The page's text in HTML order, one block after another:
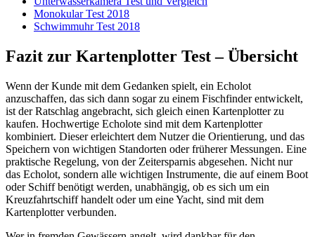
Monokular Test 2018
Schwimmuhr Test 2018
Fazit zur Kartenplotter Test – Übersicht
Wenn der Kunde mit dem Gedanken spielt, ein Echolot
anzuschaffen, das sich dann sogar zu einem Fischfinder entwickelt,
ist der Ratschlag angebracht, sich gleich einen Kartenplotter zu
kaufen. Hochwertige Echolote sind mit dem Kartenplotter
kombiniert. Dieser erleichtert dem Nutzer die Orientierung, und das
Speichern von wichtigen Standorten oder früherer Messungen. Eine
praktische Regelung, von der Zeitersparnis abgesehen. Nicht nur
das Echolot, sondern alle wichtigen Instrumente, die auf einem Boot
oder Schiff benötigt werden, unabhängig, ob es sich um ein
Kreuzfahrtschiff handelt oder um eine Yacht, sind mit dem
Kartenplotter verbunden.